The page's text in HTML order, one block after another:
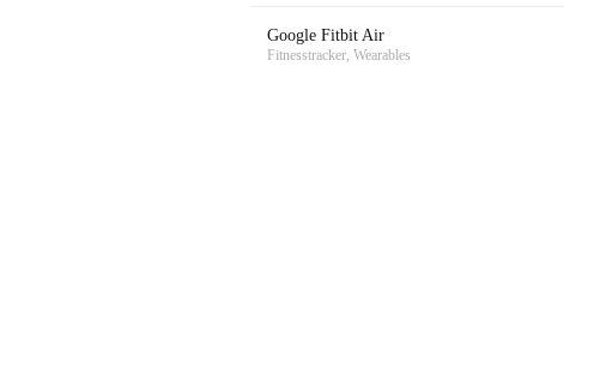
Google Fitbit Air
Fitnesstracker, Wearables